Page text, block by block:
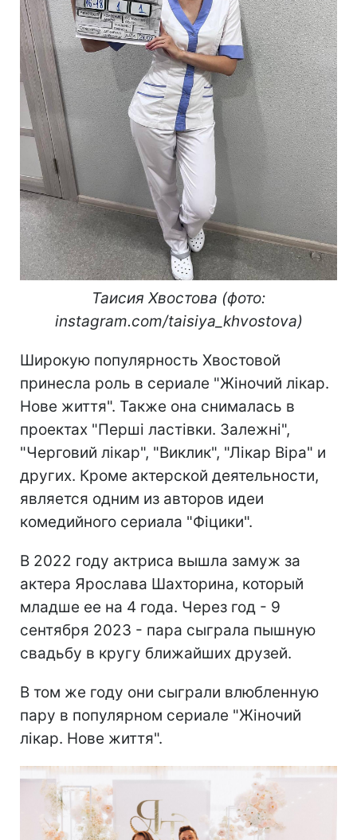
Таисия Хвостова (фото:
instagram.com/taisiya_khvostova)
Широкую популярность Хвостовой
принесла роль в сериале "Жіночий лікар.
Нове життя". Также она снималась в
проектах "Перші ластівки. Залежні",
"Черговий лікар", "Виклик", "Лікар Віра" и
других. Кроме актерской деятельности,
является одним из авторов идеи
комедийного сериала "Фіцики".
В 2022 году актриса вышла замуж за
актера Ярослава Шахторина, который
младше ее на 4 года. Через год - 9
сентября 2023 - пара сыграла пышную
свадьбу в кругу ближайших друзей.
В том же году они сыграли влюбленную
пару в популярном сериале "Жіночий
лікар. Нове життя".